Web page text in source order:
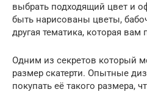
выбрать подходящий цвет и
быть нарисованы цветы,
другая тематика, которая вам
Одним из секретов который
размер скатерти. Опытные
покупать её такого размера,